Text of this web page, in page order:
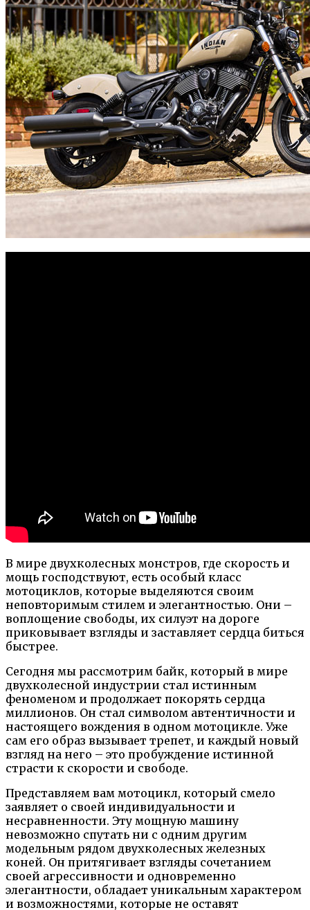
В мире двухколесных монстров, где скорость и
мощь господствуют, есть особый класс
мотоциклов, которые выделяются своим
неповторимым стилем и элегантностью. Они –
воплощение свободы, их силуэт на дороге
приковывает взгляды и заставляет сердца биться
быстрее.
Сегодня мы рассмотрим байк, который в мире
двухколесной индустрии стал истинным
феноменом и продолжает покорять сердца
миллионов. Он стал символом автентичности и
настоящего вождения в одном мотоцикле. Уже
сам его образ вызывает трепет, и каждый новый
взгляд на него – это пробуждение истинной
страсти к скорости и свободе.
Представляем вам мотоцикл, который смело
заявляет о своей индивидуальности и
несравненности. Эту мощную машину
невозможно спутать ни с одним другим
модельным рядом двухколесных железных
коней. Он притягивает взгляды сочетанием
своей агрессивности и одновременно
элегантности, обладает уникальным характером
и возможностями, которые не оставят